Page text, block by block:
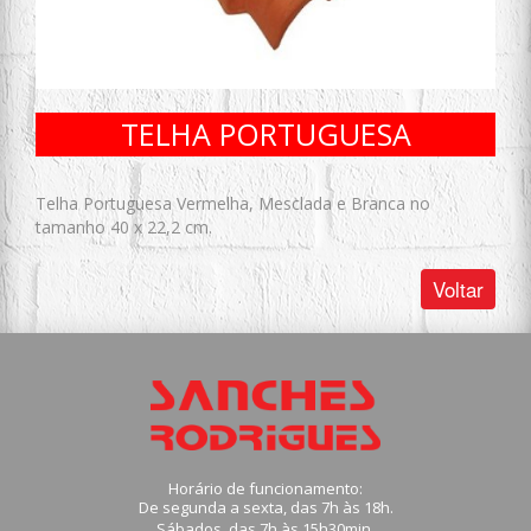
TELHA PORTUGUESA
Telha Portuguesa Vermelha, Mesclada e Branca no
tamanho 40 x 22,2 cm.
Voltar
Horário de funcionamento:
De segunda a sexta, das 7h às 18h.